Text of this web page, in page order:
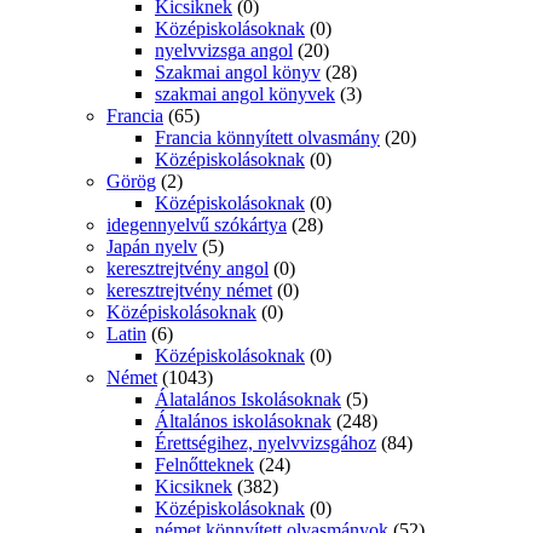
Kicsiknek (0)
Középiskolásoknak (0)
nyelvvizsga angol (20)
Szakmai angol könyv (28)
szakmai angol könyvek (3)
Francia (65)
Francia könnyített olvasmány (20)
Középiskolásoknak (0)
Görög (2)
Középiskolásoknak (0)
idegennyelvű szókártya (28)
Japán nyelv (5)
keresztrejtvény angol (0)
keresztrejtvény német (0)
Középiskolásoknak (0)
Latin (6)
Középiskolásoknak (0)
Német (1043)
Álatalános Iskolásoknak (5)
Általános iskolásoknak (248)
Érettségihez, nyelvvizsgához (84)
Felnőtteknek (24)
Kicsiknek (382)
Középiskolásoknak (0)